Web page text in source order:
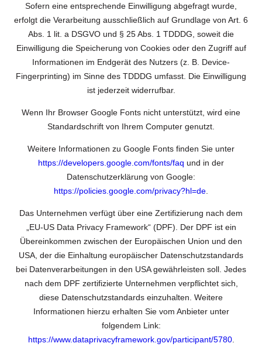
Sofern eine entsprechende Einwilligung abgefragt wurde,
erfolgt die Verarbeitung ausschließlich auf Grundlage von Art. 6
Abs. 1 lit. a DSGVO und § 25 Abs. 1 TDDDG, soweit die
Einwilligung die Speicherung von Cookies oder den Zugriff auf
Informationen im Endgerät des Nutzers (z. B. Device-
Fingerprinting) im Sinne des TDDDG umfasst. Die Einwilligung
ist jederzeit widerrufbar.
Wenn Ihr Browser Google Fonts nicht unterstützt, wird eine
Standardschrift von Ihrem Computer genutzt.
Weitere Informationen zu Google Fonts finden Sie unter
https://developers.google.com/fonts/faq und in der
Datenschutzerklärung von Google:
https://policies.google.com/privacy?hl=de
Das Unternehmen verfügt über eine Zertifizierung nach dem
„EU-US Data Privacy Framework“ (DPF). Der DPF ist ein
Übereinkommen zwischen der Europäischen Union und den
USA, der die Einhaltung europäischer Datenschutzstandards
bei Datenverarbeitungen in den USA gewährleisten soll. Jedes
nach dem DPF zertifizierte Unternehmen verpflichtet sich,
diese Datenschutzstandards einzuhalten. Weitere
Informationen hierzu erhalten Sie vom Anbieter unter
folgendem Link:
https://www.dataprivacyframework.gov/participant/5780.